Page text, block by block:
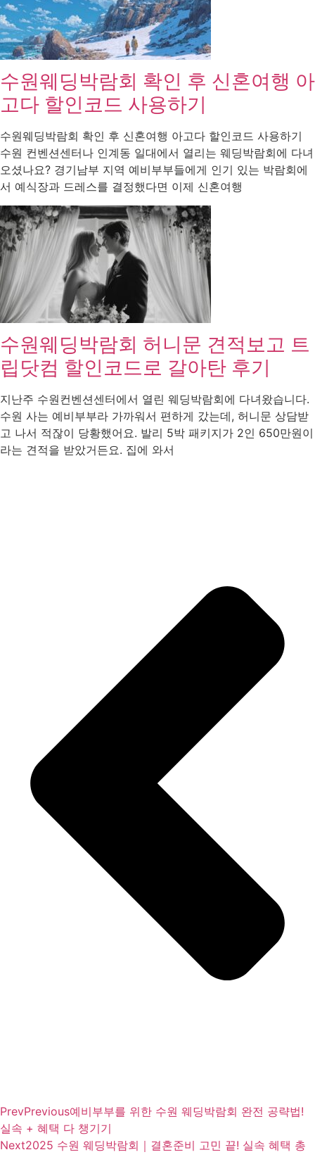
수원웨딩박람회 확인 후 신혼여행 아
고다 할인코드 사용하기
수원웨딩박람회 확인 후 신혼여행 아고다 할인코드 사용하기
수원 컨벤션센터나 인계동 일대에서 열리는 웨딩박람회에 다녀
오셨나요? 경기남부 지역 예비부부들에게 인기 있는 박람회에
서 예식장과 드레스를 결정했다면 이제 신혼여행
수원웨딩박람회 허니문 견적보고 트
립닷컴 할인코드로 갈아탄 후기
지난주 수원컨벤션센터에서 열린 웨딩박람회에 다녀왔습니다.
수원 사는 예비부부라 가까워서 편하게 갔는데, 허니문 상담받
고 나서 적잖이 당황했어요. 발리 5박 패키지가 2인 650만원이
라는 견적을 받았거든요. 집에 와서
PrevPrevious예비부부를 위한 수원 웨딩박람회 완전 공략법!
실속 + 혜택 다 챙기기
Next2025 수원 웨딩박람회｜결혼준비 고민 끝! 실속 혜택 총